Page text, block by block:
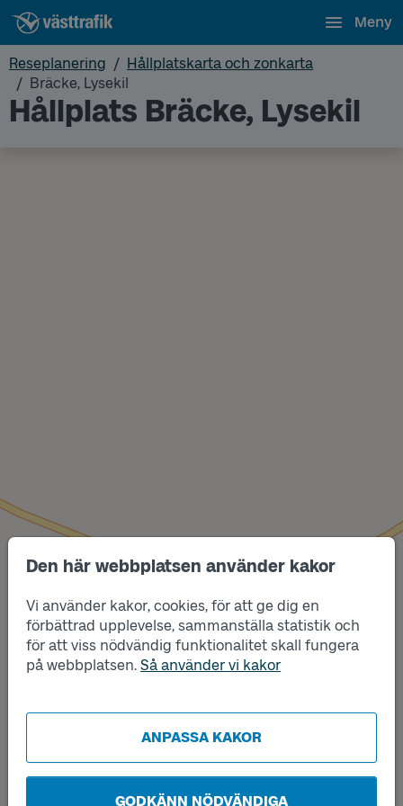
Den här webbplatsen använder kakor
Vi använder kakor, cookies, för att ge dig en
förbättrad upplevelse, sammanställa statistik och
för att viss nödvändig funktionalitet skall fungera
på webbplatsen. Så använder vi kakor
ANPASSA KAKOR
GODKÄNN NÖDVÄNDIGA
Meny
Reseplanering
Hållplatskarta och zonkarta
Bräcke, Lysekil
Hållplats Bräcke, Lysekil
Läge
ALäge
B